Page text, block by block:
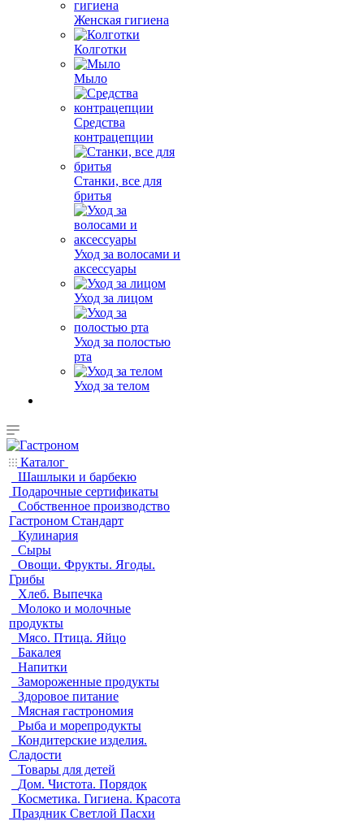
Женская гигиена
Колготки
Мыло
Средства
контрацепции
Станки, все для
бритья
Уход за волосами и
аксессуары
Уход за лицом
Уход за полостью
рта
Уход за телом
Каталог
Шашлыки и барбекю
Подарочные сертификаты
Собственное производство
Гастроном Стандарт
Кулинария
Сыры
Овощи. Фрукты. Ягоды.
Грибы
Хлеб. Выпечка
Молоко и молочные
продукты
Мясо. Птица. Яйцо
Бакалея
Напитки
Замороженные продукты
Здоровое питание
Мясная гастрономия
Рыба и морепродукты
Кондитерские изделия.
Сладости
Товары для детей
Дом. Чистота. Порядок
Косметика. Гигиена. Красота
Праздник Светлой Пасхи